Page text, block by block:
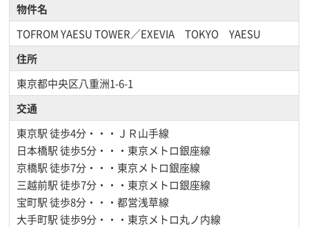
物件名
TOFROM YAESU TOWER／EXEVIA TOKYO YAESU
住所
東京都中央区八重洲1-6-1
交通
東京駅徒歩4分・・・ＪＲ山手線
日本橋駅徒歩5分・・・東京メトロ銀座線
京橋駅徒歩7分・・・東京メトロ銀座線
三越前駅徒歩7分・・・東京メトロ銀座線
宝町駅徒歩8分・・・都営浅草線
大手町駅徒歩9分・・・東京メトロ丸ノ内線